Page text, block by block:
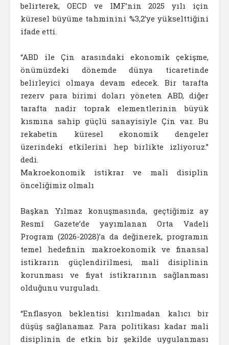
belirterek, OECD ve IMF’nin 2025 yılı için
küresel büyüme tahminini %3,2’ye yükselttiğini
ifade etti.
“ABD ile Çin arasındaki ekonomik çekişme,
önümüzdeki dönemde dünya ticaretinde
belirleyici olmaya devam edecek. Bir tarafta
rezerv para birimi doları yöneten ABD, diğer
tarafta nadir toprak elementlerinin büyük
kısmına sahip güçlü sanayisiyle Çin var. Bu
rekabetin küresel ekonomik dengeler
üzerindeki etkilerini hep birlikte izliyoruz.”
dedi.
Makroekonomik istikrar ve mali disiplin
önceliğimiz olmalı
Başkan Yılmaz konuşmasında, geçtiğimiz ay
Resmî Gazete’de yayımlanan Orta Vadeli
Program (2026-2028)’a da değinerek, programın
temel hedefinin makroekonomik ve finansal
istikrarın güçlendirilmesi, mali disiplinin
korunması ve fiyat istikrarının sağlanması
olduğunu vurguladı.
“Enflasyon beklentisi kırılmadan kalıcı bir
düşüş sağlanamaz. Para politikası kadar mali
disiplinin de etkin bir şekilde uygulanması